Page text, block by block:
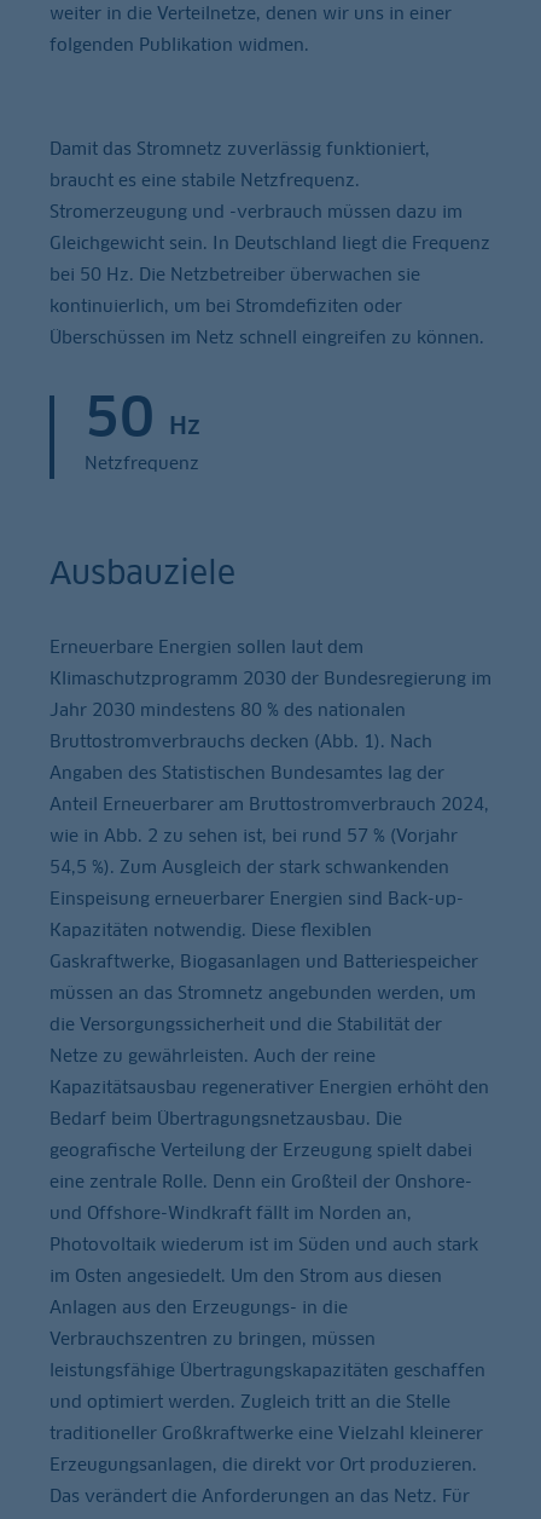
weiter in die Verteilnetze, denen wir uns in einer
folgenden Publikation widmen.
Damit das Stromnetz zuverlässig funktioniert,
braucht es eine stabile Netzfrequenz.
Stromerzeugung und -verbrauch müssen dazu im
Gleichgewicht sein. In Deutschland liegt die Frequenz
bei 50 Hz. Die Netzbetreiber überwachen sie
kontinuierlich, um bei Stromdefiziten oder
Überschüssen im Netz schnell eingreifen zu können.
50 Hz
Netzfrequenz
Ausbauziele
Erneuerbare Energien sollen laut dem
Klimaschutzprogramm 2030 der Bundesregierung im
Jahr 2030 mindestens 80 % des nationalen
Bruttostromverbrauchs decken (Abb. 1). Nach
Angaben des Statistischen Bundesamtes lag der
Anteil Erneuerbarer am Bruttostromverbrauch 2024,
wie in Abb. 2 zu sehen ist, bei rund 57 % (Vorjahr
54,5 %). Zum Ausgleich der stark schwankenden
Einspeisung erneuerbarer Energien sind Back-up-
Kapazitäten notwendig. Diese flexiblen
Gaskraftwerke, Biogasanlagen und Batteriespeicher
müssen an das Stromnetz angebunden werden, um
die Versorgungssicherheit und die Stabilität der
Netze zu gewährleisten. Auch der reine
Kapazitätsausbau regenerativer Energien erhöht den
Bedarf beim Übertragungsnetzausbau. Die
geografische Verteilung der Erzeugung spielt dabei
eine zentrale Rolle. Denn ein Großteil der Onshore-
und Offshore-Windkraft fällt im Norden an,
Photovoltaik wiederum ist im Süden und auch stark
im Osten angesiedelt. Um den Strom aus diesen
Anlagen aus den Erzeugungs- in die
Verbrauchszentren zu bringen, müssen
leistungsfähige Übertragungskapazitäten geschaffen
und optimiert werden. Zugleich tritt an die Stelle
traditioneller Großkraftwerke eine Vielzahl kleinerer
Erzeugungsanlagen, die direkt vor Ort produzieren.
Das verändert die Anforderungen an das Netz. Für